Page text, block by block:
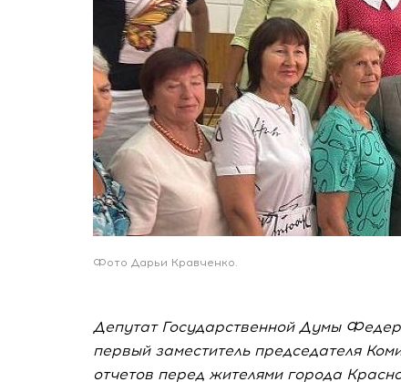
Фото Дарьи Кравченко.
Депутат Государственной Думы
первый заместитель председателя
отчетов перед жителями города